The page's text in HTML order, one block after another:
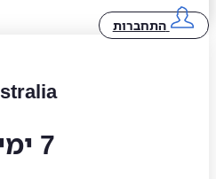
התחברות
Australia